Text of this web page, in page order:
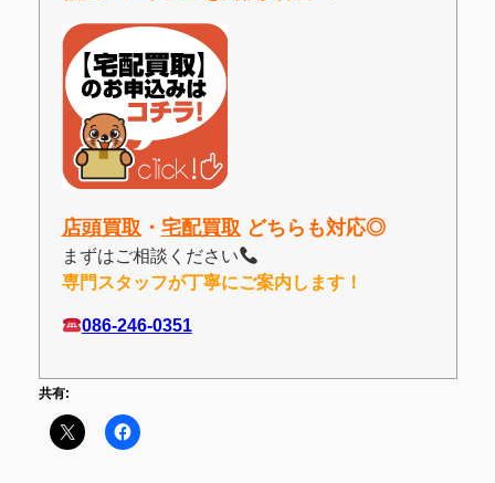
店頭買取 ・ 宅配買取 どちらも対応◎
まずはご相談ください
専門スタッフが丁寧にご案内します！
086-246-0351
共有: